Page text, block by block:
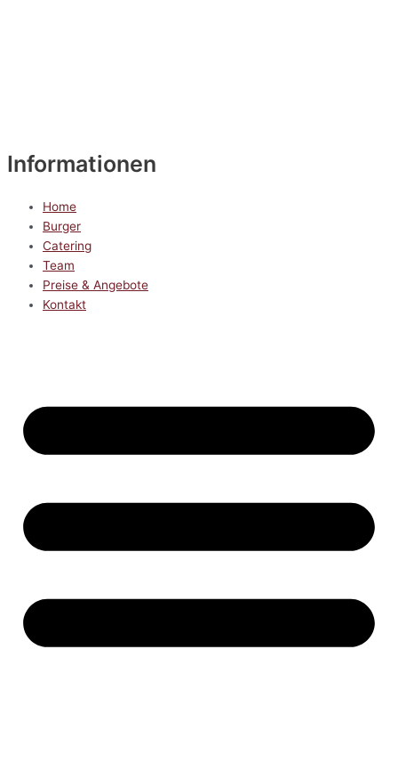
Informationen
Home
Burger
Catering
Team
Preise & Angebote
Kontakt